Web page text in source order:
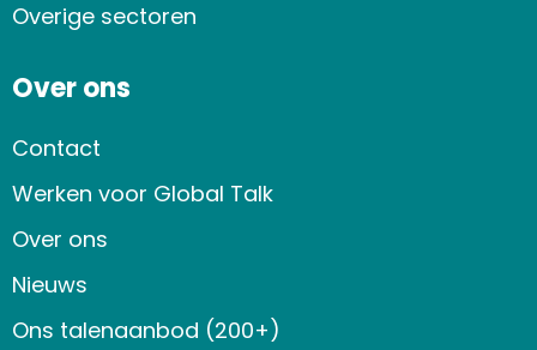
Overige sectoren
Over ons
Contact
Werken voor Global Talk
Over ons
Nieuws
Ons talenaanbod (200+)